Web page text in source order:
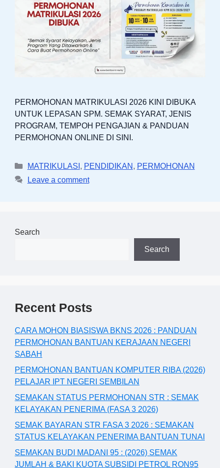
PERMOHONAN MATRIKULASI 2026 KINI DIBUKA
UNTUK LEPASAN SPM. SEMAK SYARAT, JENIS
PROGRAM, TEMPOH PENGAJIAN & PANDUAN
PERMOHONAN ONLINE DI SINI.
Categories
MATRIKULASI , PENDIDIKAN , PERMOHONAN
Leave a comment
Search
Search
Recent Posts
CARA MOHON BIASISWA BKNS 2026 : PANDUAN
PERMOHONAN BANTUAN KERAJAAN NEGERI
SABAH
PERMOHONAN BANTUAN KOMPUTER RIBA (2026)
PELAJAR IPT NEGERI SEMBILAN
SEMAKAN STATUS PERMOHONAN STR : SEMAK
KELAYAKAN PENERIMA (FASA 3 2026)
SEMAK BAYARAN STR FASA 3 2026 : SEMAKAN
STATUS KELAYAKAN PENERIMA BANTUAN TUNAI
SEMAKAN BUDI MADANI 95 : (2026) SEMAK
JUMLAH & BAKI KUOTA SUBSIDI PETROL RON95